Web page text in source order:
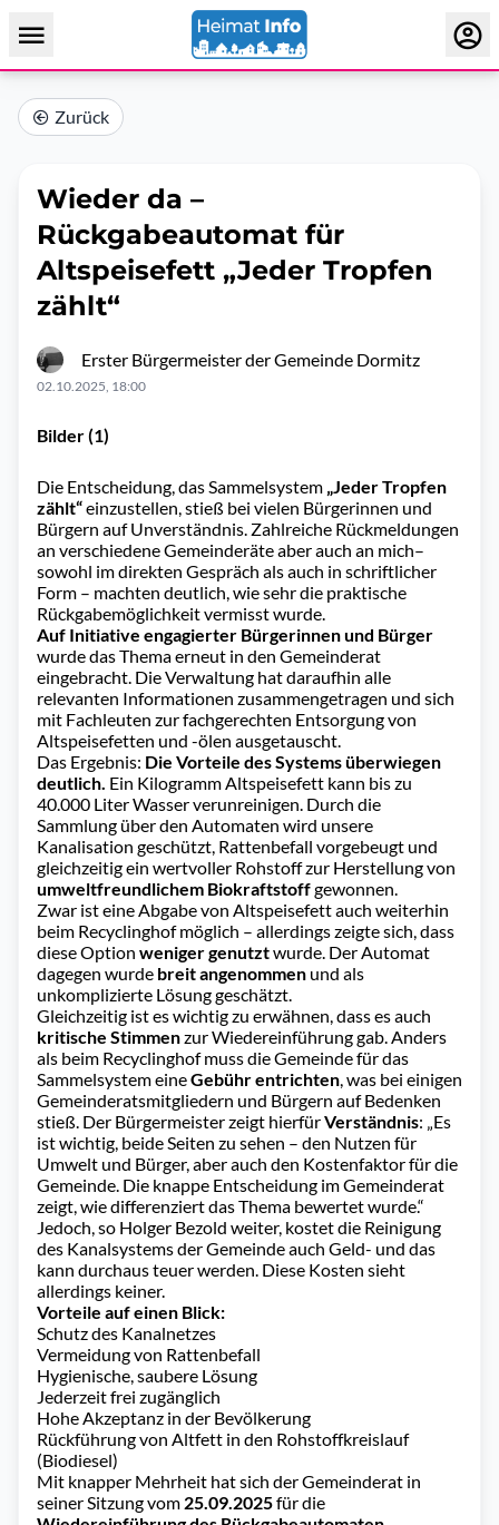
Zurück
Wieder da –
Rückgabeautomat für
Altspeisefett „Jeder Tropfen
zählt“
Erster Bürgermeister der Gemeinde Dormitz
02.10.2025, 18:00
Bilder (1)
Die Entscheidung, das Sammelsystem „Jeder Tropfen
zählt“einzustellen, stieß bei vielen Bürgerinnen und
Bürgern auf Unverständnis. Zahlreiche Rückmeldungen
an verschiedene Gemeinderäte aber auch an mich–
sowohl im direkten Gespräch als auch in schriftlicher
Form – machten deutlich, wie sehr die praktische
Rückgabemöglichkeit vermisst wurde.
Auf Initiative engagierter Bürgerinnen und Bürger
wurde das Thema erneut in den Gemeinderat
eingebracht. Die Verwaltung hat daraufhin alle
relevanten Informationen zusammengetragen und sich
mit Fachleuten zur fachgerechten Entsorgung von
Altspeisefetten und -ölen ausgetauscht.
Das Ergebnis: Die Vorteile des Systems überwiegen
deutlich. Ein Kilogramm Altspeisefett kann bis zu
40.000 Liter Wasser verunreinigen. Durch die
Sammlung über den Automaten wird unsere
Kanalisation geschützt, Rattenbefall vorgebeugt und
gleichzeitig ein wertvoller Rohstoff zur Herstellung von
umweltfreundlichem Biokraftstoffgewonnen.
Zwar ist eine Abgabe von Altspeisefett auch weiterhin
beim Recyclinghof möglich – allerdings zeigte sich, dass
diese Option weniger genutztwurde. Der Automat
dagegen wurde breit angenommen und als
unkomplizierte Lösung geschätzt.
Gleichzeitig ist es wichtig zu erwähnen, dass es auch
kritische Stimmenzur Wiedereinführung gab. Anders
als beim Recyclinghof muss die Gemeinde für das
Sammelsystem eineGebühr entrichten, was bei einigen
Gemeinderatsmitgliedern und Bürgern auf Bedenken
stieß. Der Bürgermeister zeigt hierfürVerständnis: „Es
ist wichtig, beide Seiten zu sehen – den Nutzen für
Umwelt und Bürger, aber auch den Kostenfaktor für die
Gemeinde. Die knappe Entscheidung im Gemeinderat
zeigt, wie differenziert das Thema bewertet wurde.“
Jedoch, so Holger Bezold weiter, kostet die Reinigung
des Kanalsystems der Gemeinde auch Geld- und das
kann durchaus teuer werden. Diese Kosten sieht
allerdings keiner.
Vorteile auf einen Blick:
Schutz des Kanalnetzes
Vermeidung von Rattenbefall
Hygienische, saubere Lösung
Jederzeit frei zugänglich
Hohe Akzeptanz in der Bevölkerung
Rückführung von Altfett in den Rohstoffkreislauf
(Biodiesel)
Mit knapper Mehrheit hat sich der Gemeinderat in
seiner Sitzung vom 25.09.2025für die